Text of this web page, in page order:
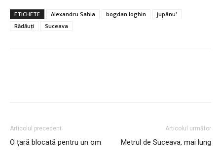
ETICHETE Alexandru Sahia bogdan loghin
jupânu'
Rădăuți
Suceava
Articolul precedent
O țară blocată pentru un om
Articolul următor
Metrul de Suceava, mai lung